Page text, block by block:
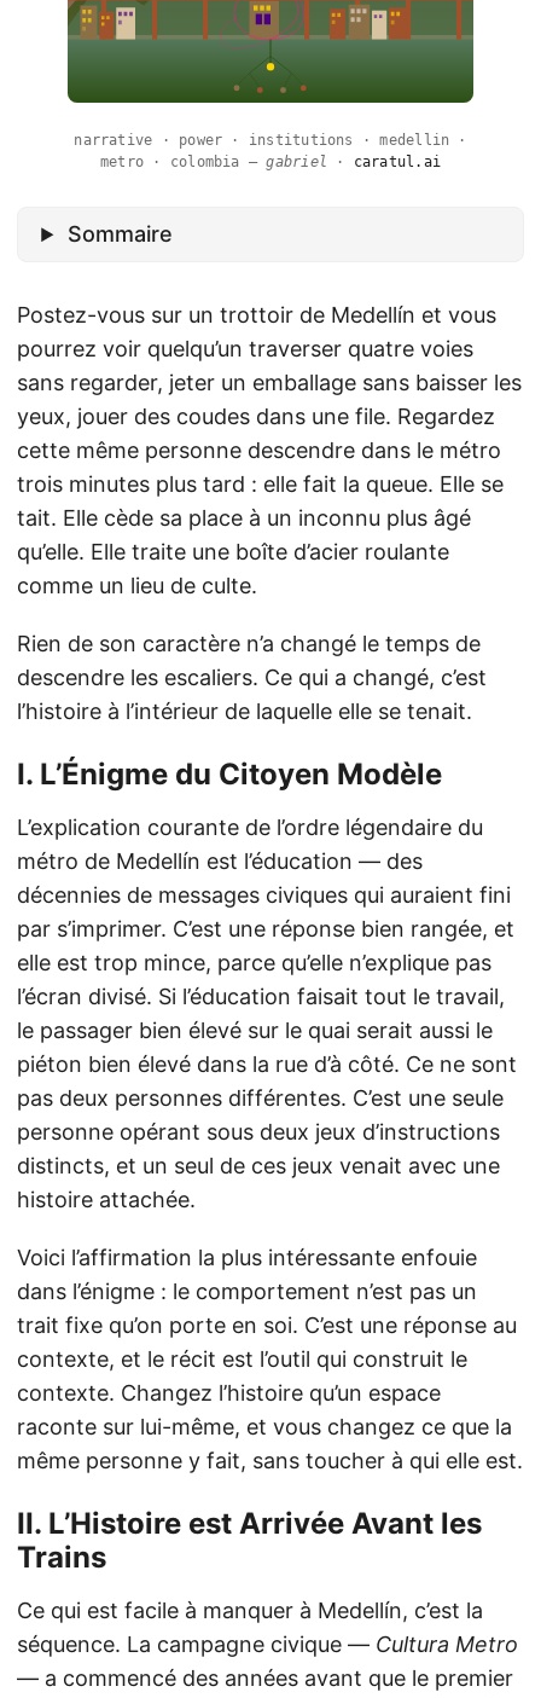
narrative · power · institutions · medellin ·
metro · colombia —gabriel · caratul.ai
Sommaire
Postez-vous sur un trottoir de Medellín et vous
pourrez voir quelqu’un traverser quatre voies
sans regarder, jeter un emballage sans baisser les
yeux, jouer des coudes dans une file. Regardez
cette même personne descendre dans le métro
trois minutes plus tard : elle fait la queue. Elle se
tait. Elle cède sa place à un inconnu plus âgé
qu’elle. Elle traite une boîte d’acier roulante
comme un lieu de culte.
Rien de son caractère n’a changé le temps de
descendre les escaliers. Ce qui a changé, c’est
l’histoire à l’intérieur de laquelle elle se tenait.
I. L’Énigme du Citoyen Modèle
L’explication courante de l’ordre légendaire du
métro de Medellín est l’éducation — des
décennies de messages civiques qui auraient fini
par s’imprimer. C’est une réponse bien rangée, et
elle est trop mince, parce qu’elle n’explique pas
l’écran divisé. Si l’éducation faisait tout le travail,
le passager bien élevé sur le quai serait aussi le
piéton bien élevé dans la rue d’à côté. Ce ne sont
pas deux personnes différentes. C’est une seule
personne opérant sous deux jeux d’instructions
distincts, et un seul de ces jeux venait avec une
histoire attachée.
Voici l’affirmation la plus intéressante enfouie
dans l’énigme : le comportement n’est pas un
trait fixe qu’on porte en soi. C’est une réponse au
contexte, et le récit est l’outil qui construit le
contexte. Changez l’histoire qu’un espace
raconte sur lui-même, et vous changez ce que la
même personne y fait, sans toucher à qui elle est.
II. L’Histoire est Arrivée Avant les
Trains
Ce qui est facile à manquer à Medellín, c’est la
séquence. La campagne civique — Cultura Metro
— a commencé des années avant que le premier